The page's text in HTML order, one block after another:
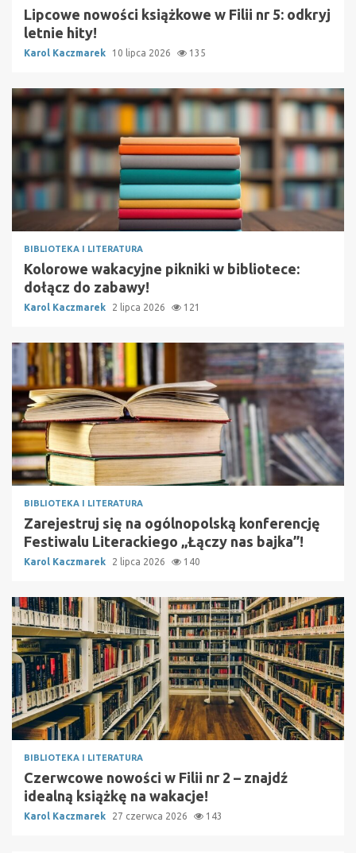
Lipcowe nowości książkowe w Filii nr 5: odkryj
letnie hity!
Karol Kaczmarek 10 lipca 2026 135
BIBLIOTEKA I LITERATURA
Kolorowe wakacyjne pikniki w bibliotece:
dołącz do zabawy!
Karol Kaczmarek 2 lipca 2026 121
BIBLIOTEKA I LITERATURA
Zarejestruj się na ogólnopolską konferencję
Festiwalu Literackiego „Łączy nas bajka”!
Karol Kaczmarek 2 lipca 2026 140
BIBLIOTEKA I LITERATURA
Czerwcowe nowości w Filii nr 2 – znajdź
idealną książkę na wakacje!
Karol Kaczmarek 27 czerwca 2026 143